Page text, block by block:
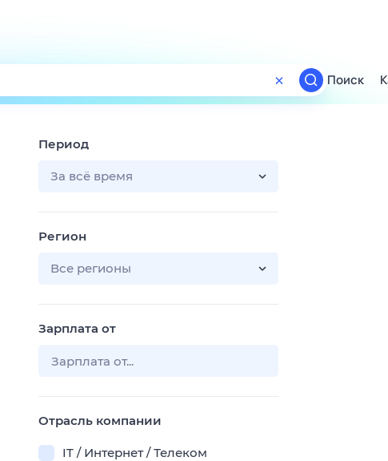
Поиск
ТВ-программа
Поиск
Период
За всё время
Регион
Все регионы
Зарплата от
Отрасль компании
IT / Интернет / Телеком